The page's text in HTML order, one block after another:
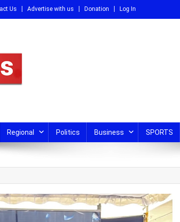
Us Advertise with us Donation Log In
Regional Politics Business SPORTS